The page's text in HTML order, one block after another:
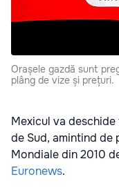
Orașele gazdă sunt
plâng de vize și prețuri.
Mexicul va
de Sud, amintind de
Mondiale din 2010
Euronews.